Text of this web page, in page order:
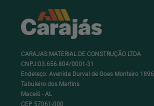
CARAJAS MATERIAL DE CONSTRUÇÃO LTDA
CNPJ:03.656.804/0001-31
Endereço: Avenida Durval de Goes Monteiro 1896
Tabuleiro dos Martins
Maceió - AL
CEP 57061-000